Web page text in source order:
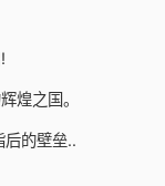
煌之国。
后的壁垒..